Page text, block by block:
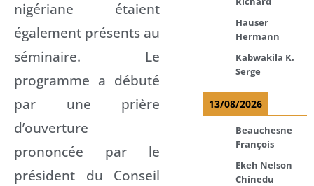
nigériane étaient
également présents au
séminaire. Le
programme a débuté
par une prière
d’ouverture
prononcée par le
président du Conseil
Hauser
Hermann
Kabwakila K.
Serge
13/08/2026
Beauchesne
François
Ekeh Nelson
Chinedu